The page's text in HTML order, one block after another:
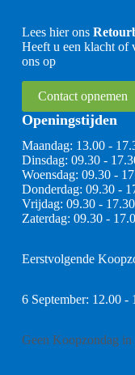
Lees hier ons
Heeft u een klacht of
ons op
Contact opnemen
Openingstijden
Maandag: 13.00 -
Dinsdag: 09.30 -
Woensdag: 09.30 -
Donderdag: 09.30 -
Vrijdag: 09.30 -
Zaterdag: 09.30 -
Eerstvolgende
6 September: 12.00 -
Geen Koopzondag